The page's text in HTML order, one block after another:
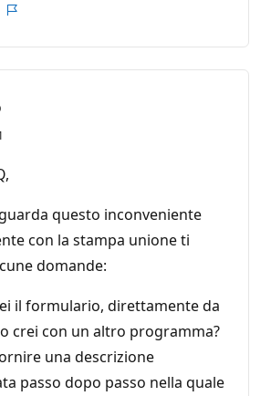
questo inconveniente
con la stampa unione ti
domande:
il formulario, direttamente da
crei con un altro programma?
una descrizione
passo dopo passo nella quale